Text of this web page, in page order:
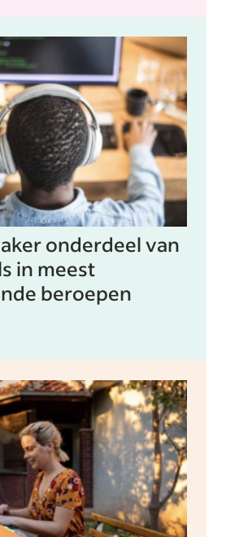
onderdeel van
in meest
beroepen